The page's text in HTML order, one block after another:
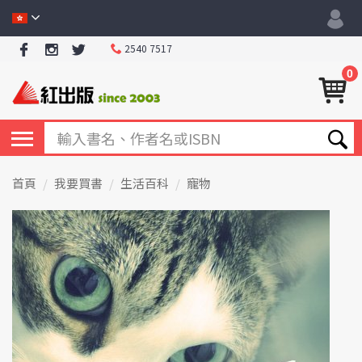
2540 7517
0
首頁 我要買書 生活百科 寵物